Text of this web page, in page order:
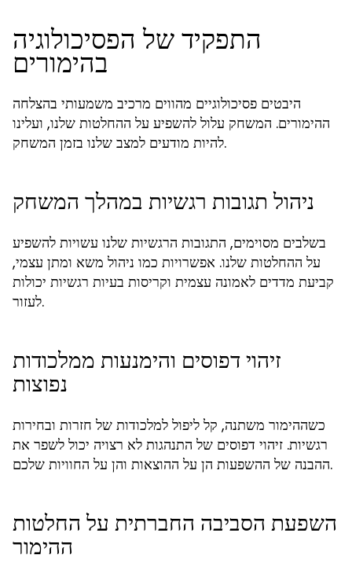
התפקיד של הפסיכולוגיה
בהימורים
היבטים פסיכולוגיים מהווים מרכיב משמעותי בהצלחה
ההימורים. המשחק עלול להשפיע על ההחלטות שלנו, ועלינו
להיות מודעים למצב שלנו בזמן המשחק.
ניהול תגובות רגשיות במהלך המשחק
בשלבים מסוימים, התגובות הרגשיות שלנו עשויות להשפיע
על ההחלטות שלנו. אפשרויות כמו ניהול משא ומתן עצמי,
קביעת מדדים לאמונה עצמית וקריסות בעיות רגשיות יכולות
לעזור.
זיהוי דפוסים והימנעות ממלכודות
נפוצות
כשההימור משתנה, קל ליפול למלכודות של חזרות ובחירות
רגשיות. זיהוי דפוסים של התנהגות לא רצויה יכול לשפר את
ההבנה של ההשפעות הן על ההוצאות והן על החוויות שלכם.
השפעת הסביבה החברתית על החלטות
ההימור